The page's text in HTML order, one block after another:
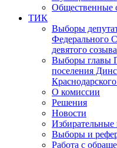
Общественные
ТИК
Выборы
Федерального
девятого созыва
Выборы главы
поселения
О комиссии
Решения
Новости
Избирательные
Выборы и
Работа с